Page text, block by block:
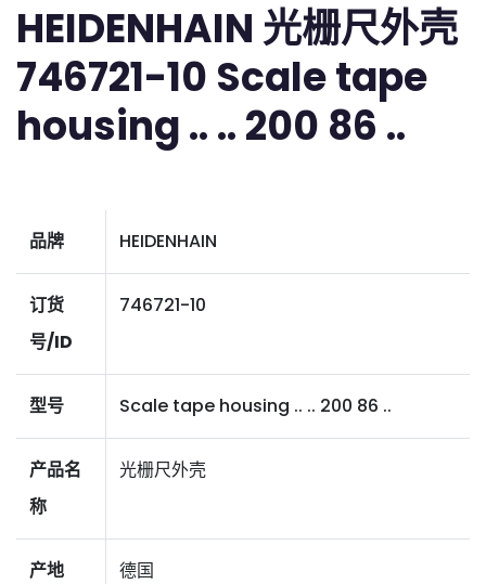
HEIDENHAIN 光栅尺外壳
746721-10 Scale tape
housing .. .. 200 86 ..
品牌 HEIDENHAIN
订货
号/ID
746721-10
型号 Scale tape housing .. .. 200 86 ..
产品名
称
光栅尺外壳
产地 德国